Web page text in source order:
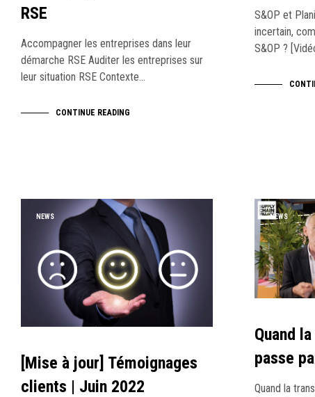
RSE
Accompagner les entreprises dans leur
démarche RSE Auditer les entreprises sur
leur situation RSE Contexte…
CONTINUE READING
S&OP et
incertain,
S&OP ?
NEWS
[Mise à jour] Témoignages
clients | Juin 2022
NEWS
Quand
passe
Quand la